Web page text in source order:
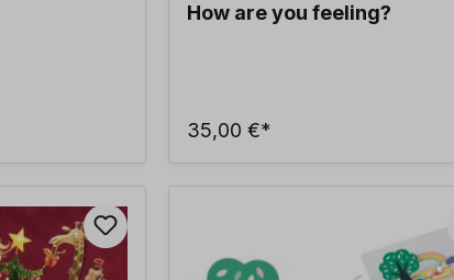
How are you feeling?
35,00 €*